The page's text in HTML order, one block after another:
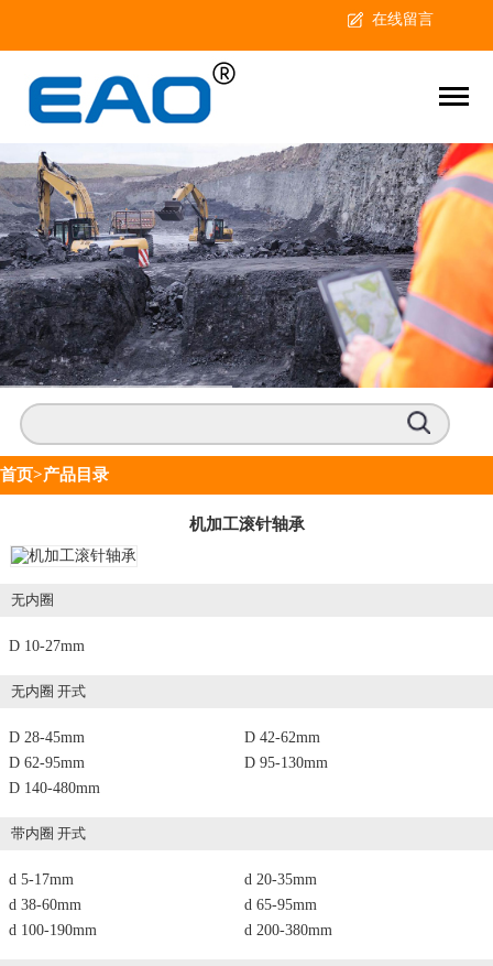
在线留言
首页>产品目录
机加工滚针轴承
无内圈
D 10-27mm
无内圈 开式
D 28-45mm
D 42-62mm
D 62-95mm
D 95-130mm
D 140-480mm
带内圈 开式
d 5-17mm
d 20-35mm
d 38-60mm
d 65-95mm
d 100-190mm
d 200-380mm